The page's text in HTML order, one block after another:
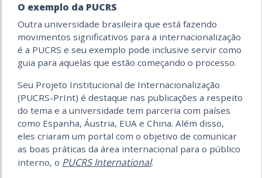
O exemplo da PUCRS
Outra universidade brasileira que está fazendo
movimentos significativos para a internacionalização
é a PUCRS e seu exemplo pode inclusive servir como
guia para aquelas que estão começando o processo.
Seu Projeto Institucional de Internacionalização
(PUCRS-PrInt) é destaque nas publicações a respeito
do tema e a universidade tem parceria com países
como Espanha, Áustria, EUA e China. Além disso,
eles criaram um portal com o objetivo de comunicar
as boas práticas da área internacional para o público
interno, o PUCRS International.